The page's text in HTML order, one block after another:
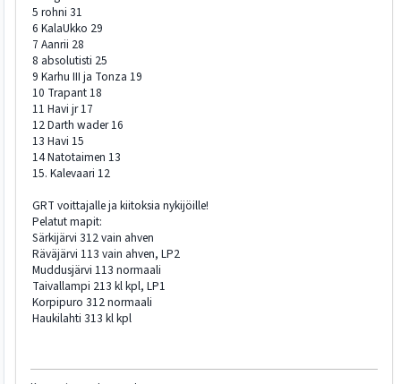
5 rohni 31
6 KalaUkko 29
7 Aanrii 28
8 absolutisti 25
9 Karhu III ja Tonza 19
10 Trapant 18
11 Havi jr 17
12 Darth wader 16
13 Havi 15
14 Natotaimen 13
15. Kalevaari 12
GRT voittajalle ja kiitoksia nykijöille!
Pelatut mapit:
Särkijärvi 312 vain ahven
Räväjärvi 113 vain ahven, LP2
Muddusjärvi 113 normaali
Taivallampi 213 kl kpl, LP1
Korpipuro 312 normaali
Haukilahti 313 kl kpl